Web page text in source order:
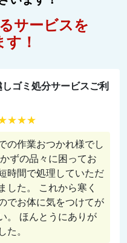
サービスを
！
ゴミ処分サービスご利
の作業おつかれ様でし
ずの品々に困ってお
時間で処理していただ
した。 これから寒く
でお体に気をつけてが
。 ほんとうにありが
。